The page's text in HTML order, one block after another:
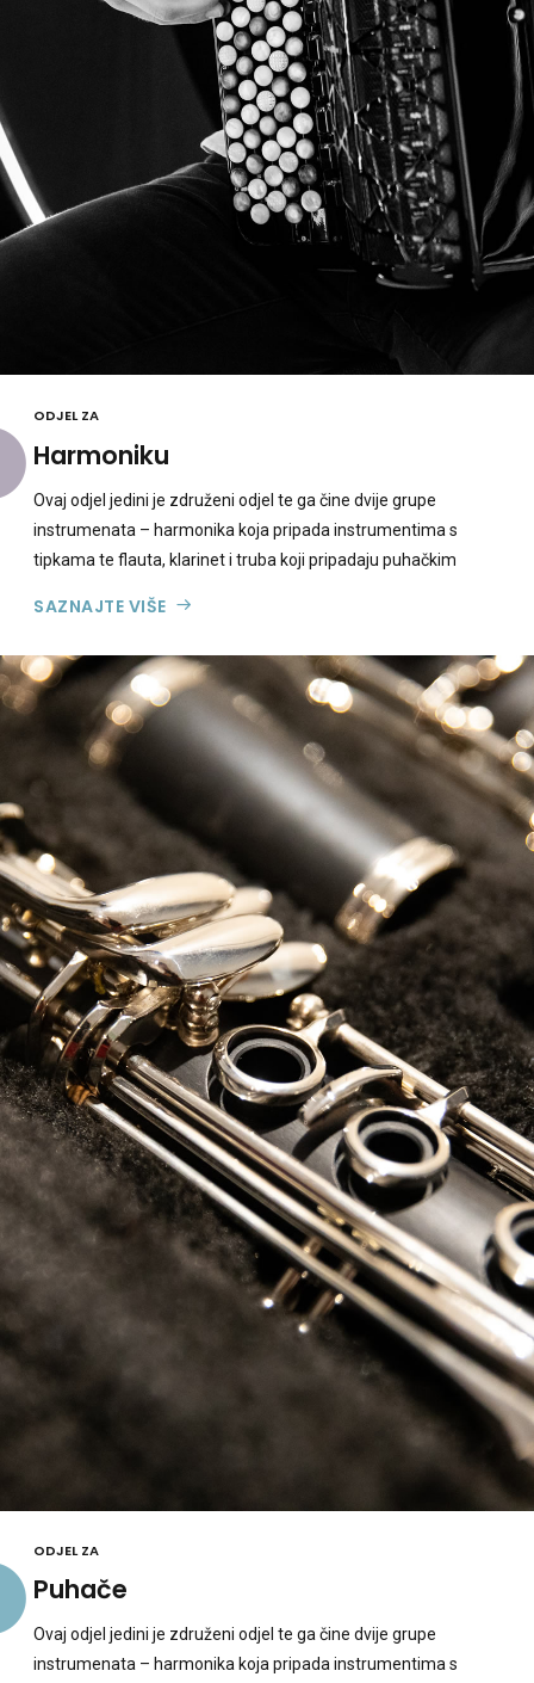
ODJEL ZA
Harmoniku
Ovaj odjel jedini je združeni odjel te ga čine dvije grupe
instrumenata – harmonika koja pripada instrumentima s
tipkama te flauta, klarinet i truba koji pripadaju puhačkim
SAZNAJTE VIŠE
ODJEL ZA
Puhače
Ovaj odjel jedini je združeni odjel te ga čine dvije grupe
instrumenata – harmonika koja pripada instrumentima s